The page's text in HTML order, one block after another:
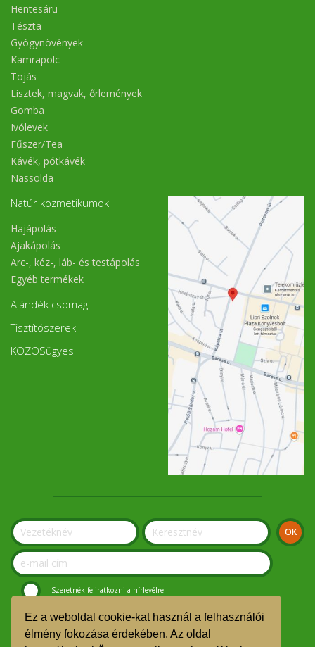
Ez a weboldal cookie-kat használ a felhasználói
élmény fokozása érdekében. Az oldal
Hentesáru
Tészta
Gyógynövények
Kamrapolc
Tojás
Lisztek, magvak, őrlemények
Gomba
Ivólevek
Fűszer/Tea
Kávék, pótkávék
Nassolda
Natúr kozmetikumok
Hajápolás
Ajakápolás
Arc-, kéz-, láb- és testápolás
Egyéb termékek
Ajándék csomag
Tisztítószerek
KÖZÖSügyes
Szeretnék feliratkozni a hírlevélre.
© Szolnoki Kosár Közösség 2019.